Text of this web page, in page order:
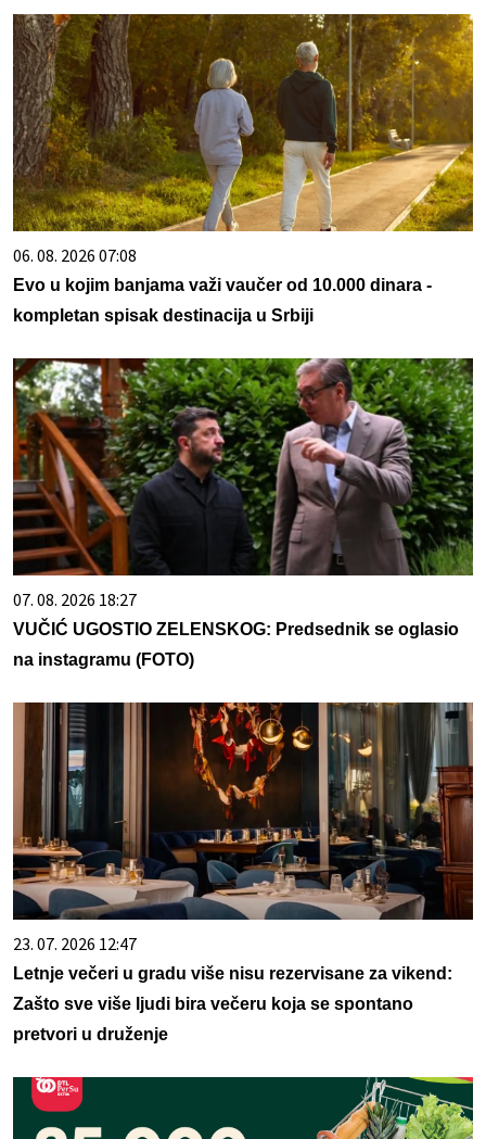
06. 08. 2026 07:08
Evo u kojim banjama važi vaučer od 10.000 dinara -
kompletan spisak destinacija u Srbiji
07. 08. 2026 18:27
VUČIĆ UGOSTIO ZELENSKOG: Predsednik se oglasio
na instagramu (FOTO)
23. 07. 2026 12:47
Letnje večeri u gradu više nisu rezervisane za vikend:
Zašto sve više ljudi bira večeru koja se spontano
pretvori u druženje